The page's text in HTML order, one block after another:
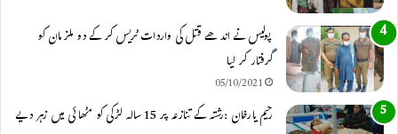
پولیس نے اندھے قتل کی واردات ٹریس کر کے دو ملزمان کو
گرفتار کر لیا
05/10/2021
رحیم یارخان :رشتہ کے تنازعہ پر 15 سالہ لڑکی کو مٹھائی میں زہر دیے